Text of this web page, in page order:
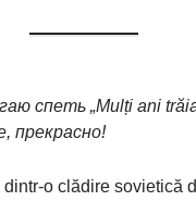
спеть „Mulți ani
прекрасно!
dintr-o clădire sovietică